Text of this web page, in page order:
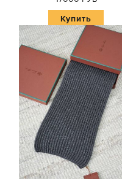
Купить